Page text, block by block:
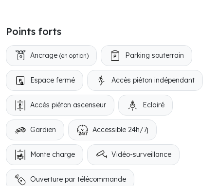
Points forts
Ancrage (en option) Parking souterrain
Espace fermé Accès piéton indépendant
Accès piéton ascenseur Eclairé
Gardien Accessible 24h/7j
Monte charge Vidéo-surveillance
Ouverture par télécommande